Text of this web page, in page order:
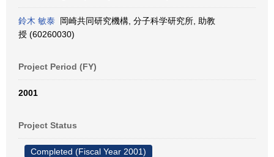
鈴木 敏泰 岡崎共同研究機構, 分子科学研究所, 助教
授 (60260030)
Project Period (FY)
2001
Project Status
Completed (Fiscal Year 2001)